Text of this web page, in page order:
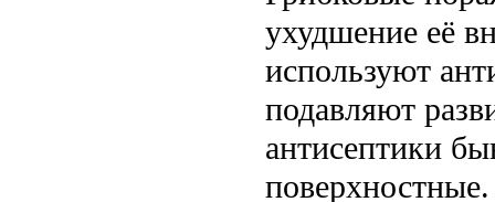
ухудшение её
используют
подавляют
антисептики